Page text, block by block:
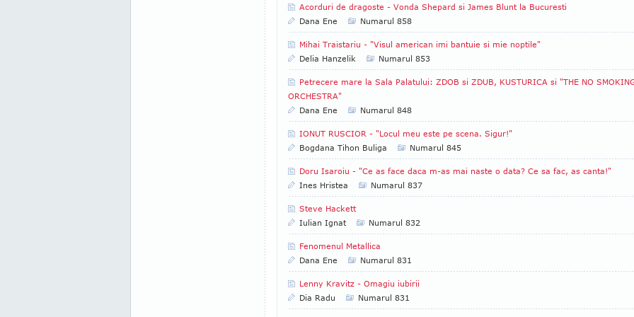
Acorduri de dragoste - Vonda Shepard si James Blunt la Bucuresti
Dana Ene
Numarul 858
Mihai Traistariu - "Visul american imi bantuie si mie noptile"
Delia Hanzelik
Numarul 853
Petrecere mare la Sala Palatului: ZDOB si ZDUB, KUSTURICA si "THE NO
ORCHESTRA"
Dana Ene
Numarul 848
IONUT RUSCIOR - "Locul meu este pe scena. Sigur!"
Bogdana Tihon Buliga
Numarul 845
Doru Isaroiu - "Ce as face daca m-as mai naste o data? Ce sa fac, as canta!"
Ines Hristea
Numarul 837
Steve Hackett
Iulian Ignat
Numarul 832
Fenomenul Metallica
Dana Ene
Numarul 831
Lenny Kravitz - Omagiu iubirii
Dia Radu
Numarul 831